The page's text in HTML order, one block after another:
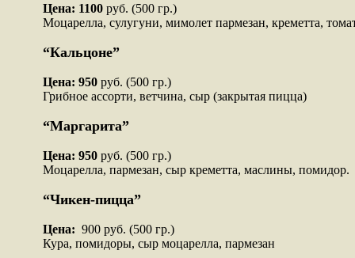
Цена: 1100руб. (500 гр.)
Моцарелла, сулугуни, мимолет пармезан, креметта,
“Кальцоне”
Цена: 950руб. (500 гр.)
Грибное ассорти, ветчина, сыр (закрытая пицца)
“Маргарита”
Цена: 950руб. (500 гр.)
Моцарелла, пармезан, сыр креметта, маслины, помидор.
“Чикен-пицца”
Цена: 900 руб. (500 гр.)
Кура, помидоры, сыр моцарелла, пармезан